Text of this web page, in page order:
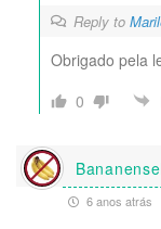
Reply to
Obrigado pela
0
6 anos atrás